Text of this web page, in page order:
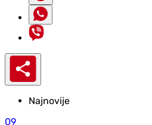
Najnovije
09